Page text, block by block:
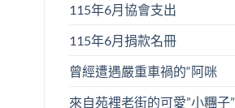
115年6月協會支出
115年6月捐款名冊
曾經遭遇嚴重車禍的“阿咪
來自苑裡老街的可愛”小糰子”